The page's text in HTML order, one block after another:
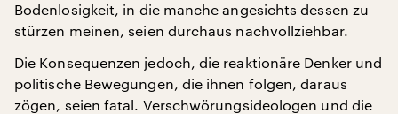
Bodenlosigkeit, in die manche angesichts dessen zu
stürzen meinen, seien durchaus nachvollziehbar.
Die Konsequenzen jedoch, die reaktionäre Denker und
politische Bewegungen, die ihnen folgen, daraus
zögen, seien fatal. Verschwörungsideologen und die